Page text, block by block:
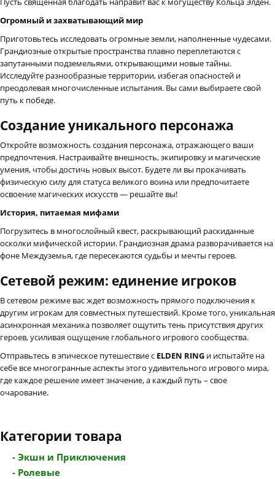
Огромный и захватывающий мир
Приготовьтесь исследовать огромные земли, наполненные чудесами.
Грандиозные открытые пространства плавно переплетаются с
запутанными подземельями, открывающими новые тайны.
Исследуйте разнообразные территории, избегая опасностей и
преодолевая многочисленные испытания. Вы сами выбираете свой
путь к победе.
Создание уникального персонажа
Откройте возможность создания персонажа, отражающего ваши
предпочтения. Настраивайте внешность, экипировку и магические
умения, чтобы достичь новых высот. Будете ли вы прокачивать
физическую силу для статуса великого воина или предпочитаете
освоение магических искусств — решайте вы!
История, питаемая мифами
Погрузитесь в многослойный квест, раскрывающий раскиданные
осколки мифической истории. Грандиозная драма разворачивается на
фоне Междуземья, где пересекаются судьбы и мечты героев.
Сетевой режим: единение игроков
В сетевом режиме вас ждет возможность прямого подключения к
другим игрокам для совместных путешествий. Кроме того, уникальная
асинхронная механика позволяет ощутить тень присутствия других
героев, усиливая ощущение глобального игрового сообщества.
Отправьтесь в эпическое путешествие с ELDEN RING и испытайте на
себе все многогранные аспекты этого удивительного игрового мира,
где каждое решение имеет значение, а каждый путь – свое
очарование.
Категории товара
- Экшн и Приключения
- Ролевые